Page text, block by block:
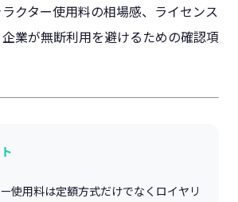
クター使用料の相場感、ライセンス
業が無断利用を避けるための確認項
使用料は定額方式だけでなくロイヤリ